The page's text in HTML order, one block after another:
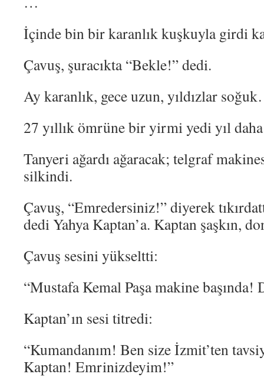
İçinde bin bir karanlık kuşkuyla girdi
Çavuş, şuracıkta “Bekle!” dedi.
Ay karanlık, gece uzun, yıldızlar
27 yıllık ömrüne bir yirmi yedi yıl
Tanyeri ağardı ağaracak; telgraf
silkindi.
Çavuş, “Emredersiniz!” diyerek
dedi Yahya Kaptan’a. Kaptan şaşkın,
Çavuş sesini yükseltti:
“Mustafa Kemal Paşa makine
Kaptan’ın sesi titredi:
“Kumandanım! Ben size İzmit’ten
Kaptan! Emrinizdeyim!”